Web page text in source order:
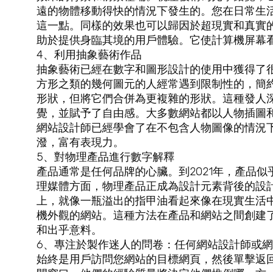
遠的物體移動得快的情況下發生的。您在日常
這一點。同樣的效果也可以歸因於超現實和真實
助於提供身臨其境的用戶體驗。它使計算機屏幕
4、利用抽象藝術作品
抽象藝術已經在數字和圖形設計的使用中獲得
方形之類的幾何圖元的人經常遇到限制性的，
形狀，但將它們合併為更複雜的形狀。這種發
覺，並賦予了自由感。大多數網站都以人物插圖
網站設計師已經學會了在不包含人物圖像的情
潑，富有表現力。
5、對物理產品進行數字解釋
產品通常是任何品牌的心臟。到2021年，產品
理媒體方面，物理產品正成為設計元素背後的
上，就像一瓶溢出的指甲油看起來像在現實生
機外觀的網站。這種方法在產品和網站之間創
和出乎意料。
6、專注於製作迷人的問卷：任何網站設計師或
始終是用戶訪問您網站的目標網頁，然後單擊